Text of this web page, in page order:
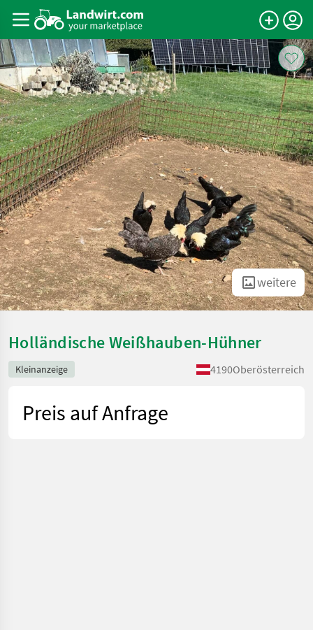
weitere
Holländische Weißhauben-Hühner
Kleinanzeige 4190Oberösterreich
Preis auf Anfrage